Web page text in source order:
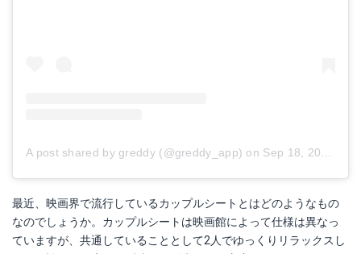
A post shared by greddy (@greddy_app) on Sep 18, 2018 at 4:54am PDT
最近、映画界で流行しているカップルシートとはどのようなもの
なのでしょうか。カップルシートは映画館によって仕様は異なっ
ていますが、共通していることとして2人でゆっくりリラックスし